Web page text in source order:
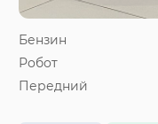
Бензин
Робот
Передний